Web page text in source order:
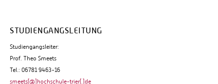
STUDIENGANGSLEITUNG
Studiengangsleiter:
Prof. Theo Smeets
Tel.: 06781 9463-16
smeets[@]hochschule-trier[.]de